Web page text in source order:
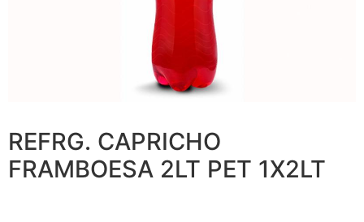
REFRG. CAPRICHO
FRAMBOESA 2LT PET 1X2LT